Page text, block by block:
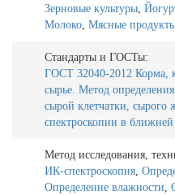
Зерновые культуры,
Молоко, Мясные
Стандарты и ГОСТы:
ГОСТ 32040-2012 Корма,
сырье. Метод
сырой клетчатки,
спектроскопии в
Метод исследования,
ИК-спектроскопия,
Определение влажности,